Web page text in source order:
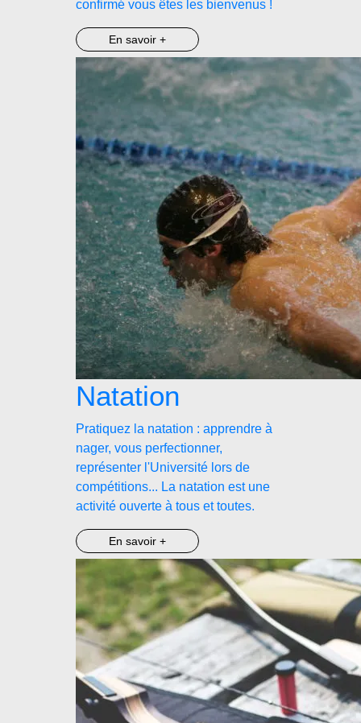
confirmé vous êtes les bienvenus !
En savoir +
Natation
Pratiquez la natation : apprendre à
nager, vous perfectionner,
représenter l'Université lors de
compétitions... La natation est une
activité ouverte à tous et toutes.
En savoir +